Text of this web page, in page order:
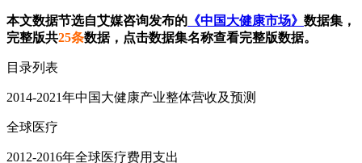
本文数据节选自艾媒咨询发布的 《中国大健康市场》 数据集，
完整版共25条数据，点击数据集名称查看完整版数据。
目录列表
2014-2021年中国大健康产业整体营收及预测
全球医疗
2012-2016年全球医疗费用支出